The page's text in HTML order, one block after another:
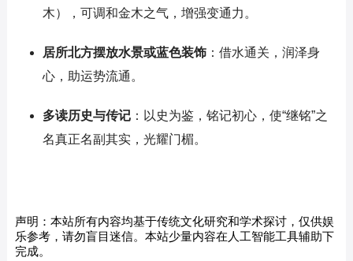
木），可调和金木之气，增强变通力。
居所北方摆放水景或蓝色装饰：借水通关，润泽身
心，助运势流通。
多读历史与传记：以史为鉴，铭记初心，使“继铭”之
名真正名副其实，光耀门楣。
声明：本站所有内容均基于传统文化研究和学术探讨，仅供娱
乐参考，请勿盲目迷信。本站少量内容在人工智能工具辅助下
完成。